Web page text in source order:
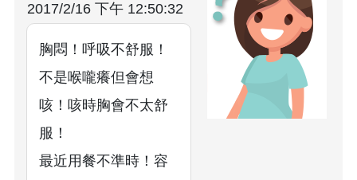
2017/2/16 下午 12:50:32
胸悶！呼吸不舒服！
不是喉嚨癢但會想
咳！咳時胸會不太舒
服！
最近用餐不準時！容